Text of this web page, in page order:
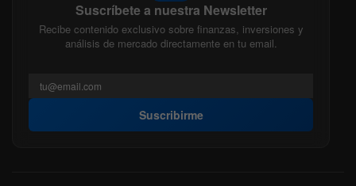
Suscríbete a nuestra Newsletter
Recibe contenido exclusivo sobre finanzas, inversiones y
análisis de mercado directamente en tu email.
Suscribirme